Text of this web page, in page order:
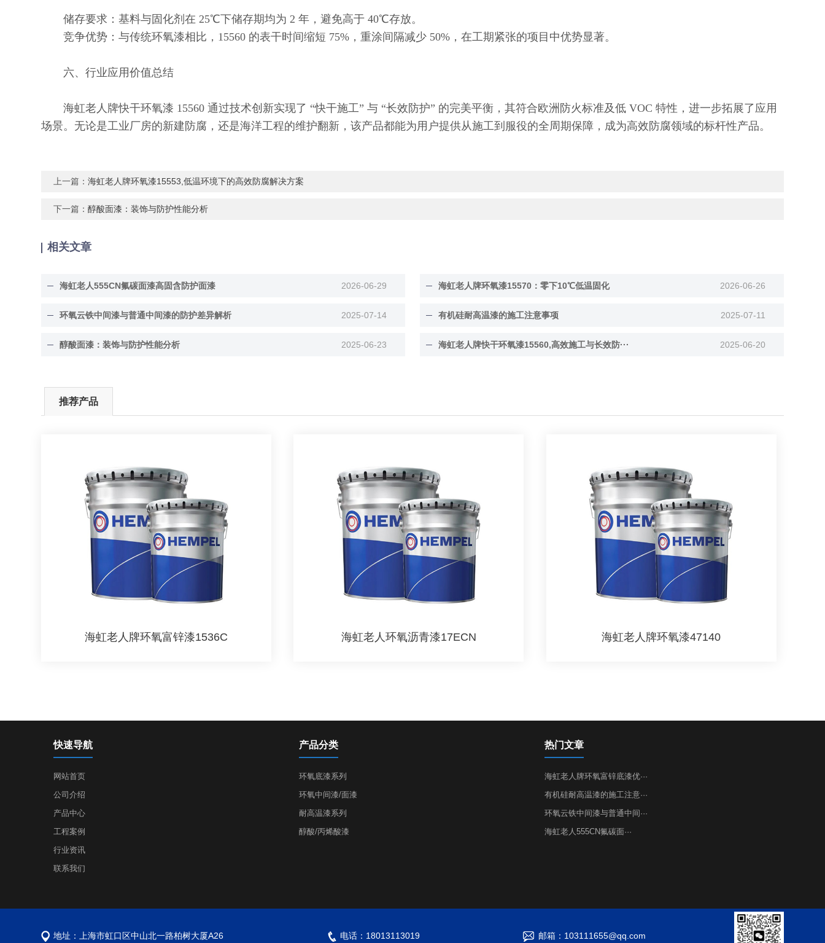
储存要求：基料与固化剂在 25℃下储存期均为 2 年，避免高于 40℃存放。
竞争优势：与传统环氧漆相比，15560 的表干时间缩短 75%，重涂间隔减少 50%，在工期紧张的项目中优势显著。
六、行业应用价值总结
海虹老人牌快干环氧漆 15560 通过技术创新实现了 “快干施工” 与 “长效防护” 的完美平衡，其符合欧洲防火标准及低 VOC 特性，进一步拓展了应用
场景。无论是工业厂房的新建防腐，还是海洋工程的维护翻新，该产品都能为用户提供从施工到服役的全周期保障，成为高效防腐领域的标杆性产品。
上一篇：海虹老人牌环氧漆15553,低温环境下的高效防腐解决方案
下一篇：醇酸面漆：装饰与防护性能分析
相关文章
海虹老人555CN氟碳面漆高固含防护面漆 2026-06-29 海虹老人牌环氧漆15570：零下10℃低温固化 2026-06-26
环氧云铁中间漆与普通中间漆的防护差异解析 2025-07-14 有机硅耐高温漆的施工注意事项 2025-07-11
醇酸面漆：装饰与防护性能分析 2025-06-23 海虹老人牌快干环氧漆15560,高效施工与长效防··· 2025-06-20
推荐产品
海虹老人牌环氧富锌漆1536C 海虹老人环氧沥青漆17ECN 海虹老人牌环氧漆47140
快速导航
网站首页
公司介绍
产品中心
工程案例
行业资讯
联系我们
产品分类
环氧底漆系列
环氧中间漆/面漆
耐高温漆系列
醇酸/丙烯酸漆
热门文章
海虹老人牌环氧富锌底漆优···
有机硅耐高温漆的施工注意···
环氧云铁中间漆与普通中间···
海虹老人555CN氟碳面···
地址：上海市虹口区中山北一路柏树大厦A26 电话：18013113019 邮箱：103111655@qq.com